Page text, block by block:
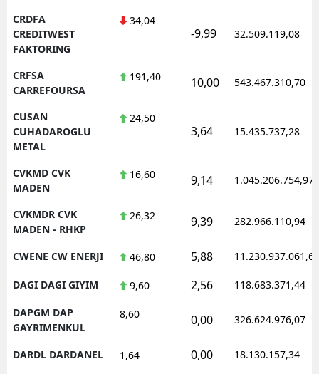
CRDFA
CREDITWEST
FAKTORING
34,04
-9,99 32.509.119,08
CRFSA
CARREFOURSA
191,40 10,00 543.467.310,70
CUSAN
CUHADAROGLU
METAL
24,50
3,64 15.435.737,28
CVKMD CVK
MADEN
16,60 9,14 1.045.206.754,97
CVKMDR CVK
MADEN - RHKP
26,32 9,39 282.966.110,94
CWENE CW ENERJI 46,80 5,88 11.230.937.061,62
DAGI DAGI GIYIM 9,60 2,56 118.683.371,44
DAPGM DAP
GAYRIMENKUL
8,60 0,00 326.624.976,07
DARDL DARDANEL 1,64 0,00 18.130.157,34